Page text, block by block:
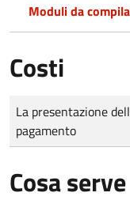
Moduli da
Costi
Tipo di pagamento
Importo
La presentazione
pagamento
Cosa serve